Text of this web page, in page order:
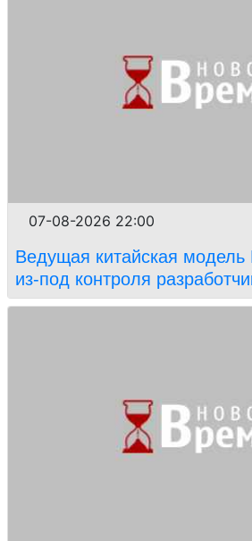
07-08-2026 22:00
Ведущая китайская
из-под контроля